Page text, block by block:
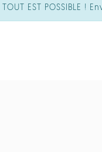
EST POSSIBLE !